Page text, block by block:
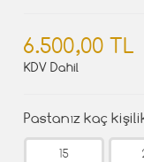
6.500,00 TL
KDV Dahil
Pastanız kaç
15